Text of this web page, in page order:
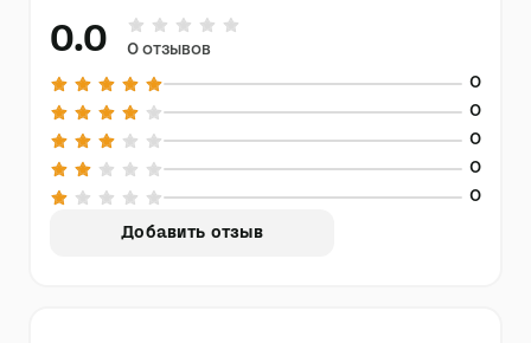
0.0 0 отзывов
0
0
0
0
0
Добавить отзыв